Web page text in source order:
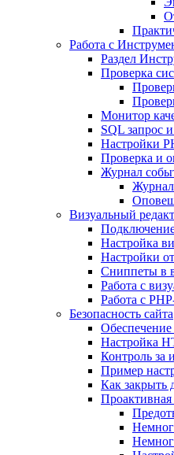
Работа с
Раздел
Проверка
Монитор
SQL запрос
Настройки
Проверка и
Журнал
Визуальный
Настройка
Настройки
Сниппеты в
Работа с
Работа с
Безопасность сайта
Обеспечение
Настройка
Контроль за
Пример
Как закрыть
Проактивная